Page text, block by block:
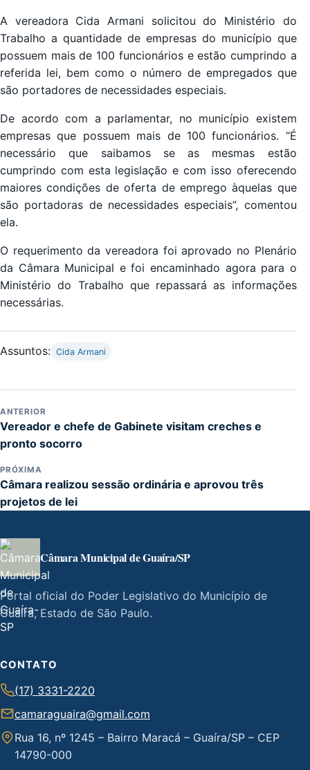
A vereadora Cida Armani solicitou do Ministério do
Trabalho a quantidade de empresas do município que
possuem mais de 100 funcionários e estão cumprindo a
referida lei, bem como o número de empregados que
são portadores de necessidades especiais.
De acordo com a parlamentar, no município existem
empresas que possuem mais de 100 funcionários. “É
necessário que saibamos se as mesmas estão
cumprindo com esta legislação e com isso oferecendo
maiores condições de oferta de emprego àquelas que
são portadoras de necessidades especiais”, comentou
ela.
O requerimento da vereadora foi aprovado no Plenário
da Câmara Municipal e foi encaminhado agora para o
Ministério do Trabalho que repassará as informações
necessárias.
Assuntos: Cida Armani
ANTERIOR
Vereador e chefe de Gabinete visitam creches e
pronto socorro
PRÓXIMA
Câmara realizou sessão ordinária e aprovou três
projetos de lei
Câmara Municipal de Guaíra/SP
Portal oficial do Poder Legislativo do Município de
Guaíra, Estado de São Paulo.
CONTATO
(17) 3331-2220
camaraguaira@gmail.com
Rua 16, nº 1245 – Bairro Maracá – Guaíra/SP – CEP
14790-000